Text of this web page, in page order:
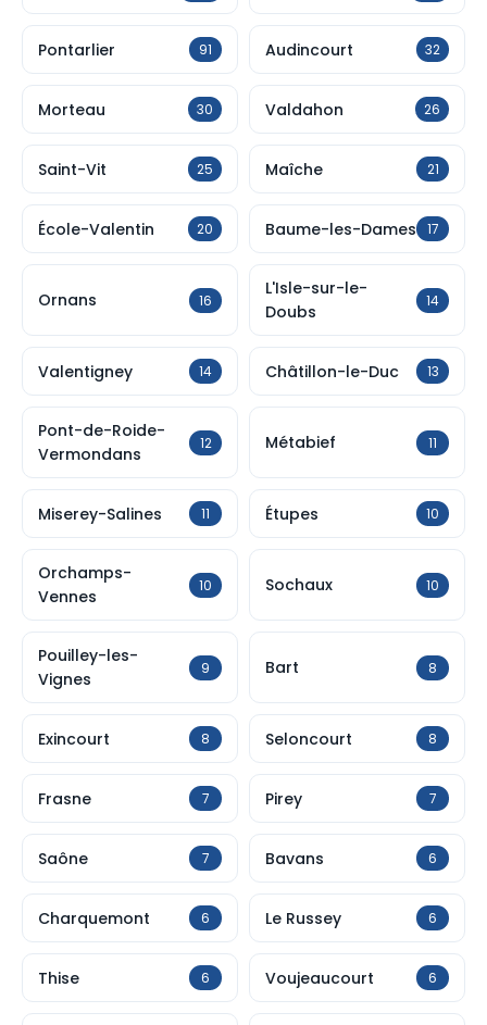
Pontarlier 91 Audincourt 32
Morteau 30 Valdahon 26
Saint-Vit 25 Maîche 21
École-Valentin 20 Baume-les-Dames 17
Ornans 16
L'Isle-sur-le-
Doubs
14
Valentigney 14 Châtillon-le-Duc 13
Pont-de-Roide-
Vermondans
12 Métabief 11
Miserey-Salines 11 Étupes 10
Orchamps-
Vennes
10 Sochaux 10
Pouilley-les-
Vignes
9 Bart 8
Exincourt 8 Seloncourt 8
Frasne 7 Pirey 7
Saône 7 Bavans 6
Charquemont 6 Le Russey 6
Thise 6 Voujeaucourt 6